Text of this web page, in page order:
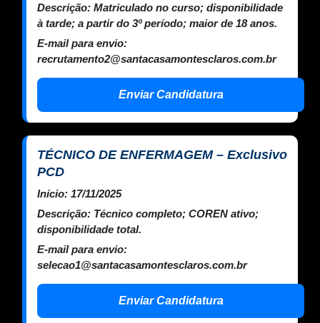
Descrição: Matriculado no curso; disponibilidade
à tarde; a partir do 3º período; maior de 18 anos.
E-mail para envio:
recrutamento2@santacasamontesclaros.com.br
Enviar Candidatura
TÉCNICO DE ENFERMAGEM – Exclusivo
PCD
Início: 17/11/2025
Descrição: Técnico completo; COREN ativo;
disponibilidade total.
E-mail para envio:
selecao1@santacasamontesclaros.com.br
Enviar Candidatura